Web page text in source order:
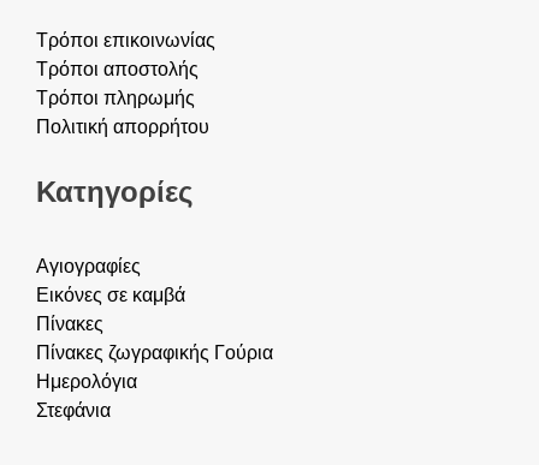
Τρόποι επικοινωνίας
Τρόποι αποστολής
Τρόποι πληρωμής
Πολιτική απορρήτου
Κατηγορίες
Αγιογραφίες
Εικόνες σε καμβά
Πίνακες
Πίνακες ζωγραφικής Γούρια
Ημερολόγια
Στεφάνια